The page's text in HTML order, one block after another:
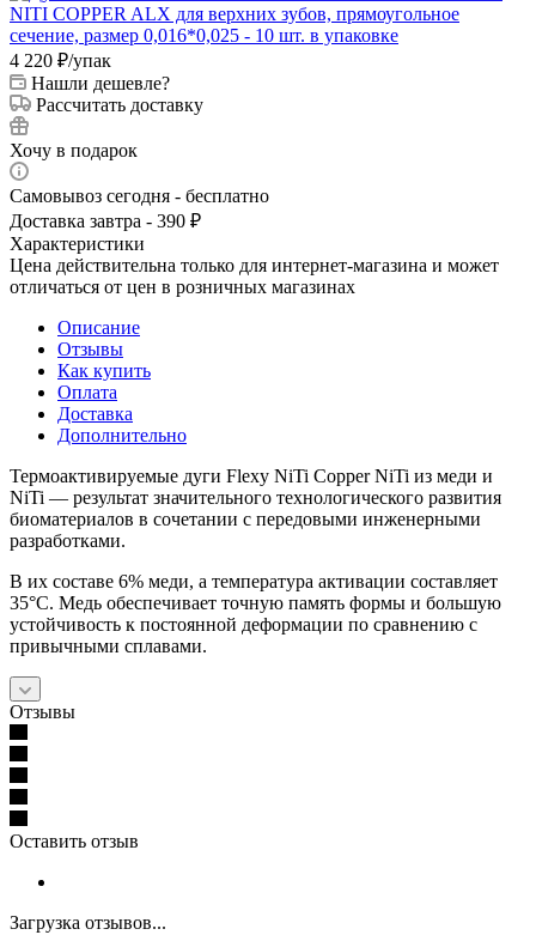
4 220 ₽/упак
Нашли дешевле?
Рассчитать доставку
Хочу в подарок
Самовывоз сегодня - бесплатно
Доставка завтра - 390 ₽
Характеристики
Цена действительна только для интернет-магазина и может
отличаться от цен в розничных магазинах
Описание
Отзывы
Как купить
Оплата
Доставка
Дополнительно
Термоактивируемые дуги Flexy NiTi Copper NiTi из меди и
NiTi — результат значительного технологического развития
биоматериалов в сочетании с передовыми инженерными
разработками.
В их составе 6% меди, а температура активации составляет
35°C. Медь обеспечивает точную память формы и большую
устойчивость к постоянной деформации по сравнению с
привычными сплавами.
Отзывы
Оставить отзыв
Загрузка отзывов...